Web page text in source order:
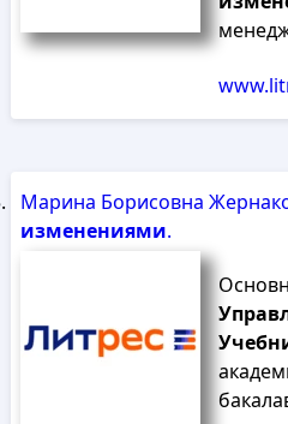
Марина Борисовна
изменениями.